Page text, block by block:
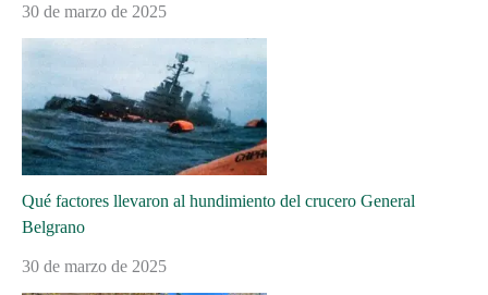
30 de marzo de 2025
Qué factores llevaron al hundimiento del crucero General
Belgrano
30 de marzo de 2025